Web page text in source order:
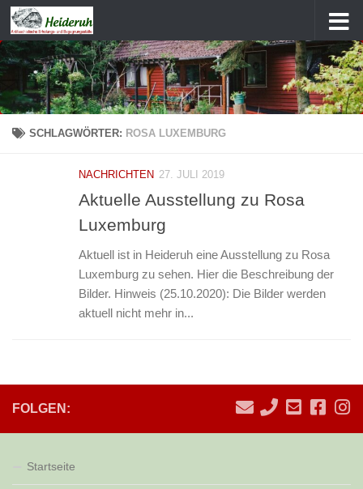
Zum Inhalt springen
SCHLAGWÖRTER: ROSA LUXEMBURG
NACHRICHTEN 27. JULI 2019
Aktuelle Ausstellung zu Rosa
Luxemburg
Aktuell ist in Heideruh eine Ausstellung zu Rosa
Luxemburg zu sehen. Hier die Beschreibung der
Bilder. Hinweis (25.10.2020): Die Bilder werden
aktuell nicht mehr in...
FOLGEN:
Startseite